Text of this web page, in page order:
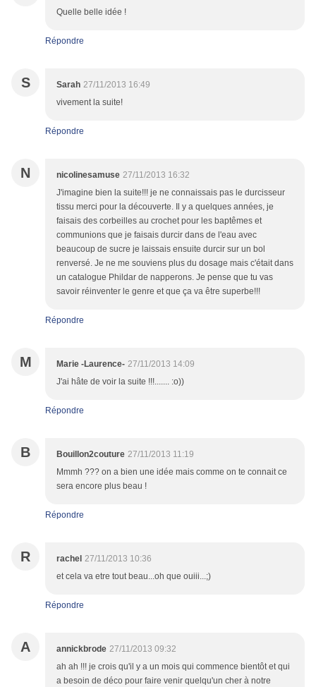
Quelle belle idée !
Répondre
S Sarah 27/11/2013 16:49
vivement la suite!
Répondre
N nicolinesamuse 27/11/2013 16:32
J'imagine bien la suite!!! je ne connaissais pas le durcisseur
tissu merci pour la découverte. Il y a quelques années, je
faisais des corbeilles au crochet pour les baptêmes et
communions que je faisais durcir dans de l'eau avec
beaucoup de sucre je laissais ensuite durcir sur un bol
renversé. Je ne me souviens plus du dosage mais c'était dans
un catalogue Phildar de napperons. Je pense que tu vas
savoir réinventer le genre et que ça va être superbe!!!
Répondre
M Marie -Laurence- 27/11/2013 14:09
J'ai hâte de voir la suite !!!....... :o))
Répondre
B Bouillon2couture 27/11/2013 11:19
Mmmh ??? on a bien une idée mais comme on te connait ce
sera encore plus beau !
Répondre
R rachel 27/11/2013 10:36
et cela va etre tout beau...oh que ouiii...;)
Répondre
A annickbrode 27/11/2013 09:32
ah ah !!! je crois qu'il y a un mois qui commence bientôt et qui
a besoin de déco pour faire venir quelqu'un cher à notre